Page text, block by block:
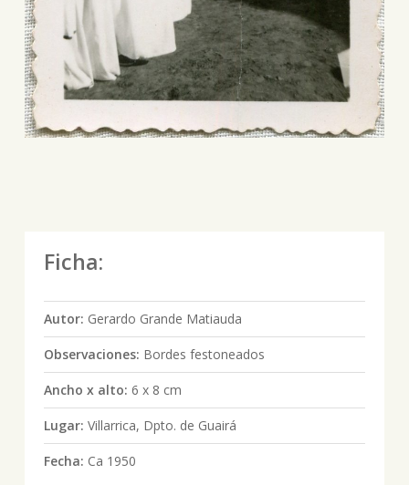
Ficha:
Autor: Gerardo Grande Matiauda
Observaciones: Bordes festoneados
Ancho x alto: 6 x 8 cm
Lugar: Villarrica, Dpto. de Guairá
Fecha: Ca 1950